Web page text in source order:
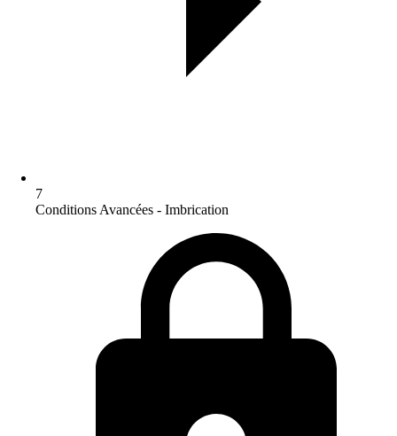
7
Conditions Avancées - Imbrication